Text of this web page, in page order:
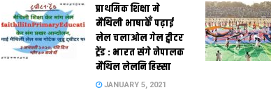
प्राथमिक शि‍क्षा मे
मैथि‍ली भाषाकेँ पढ़ाई
लेल चलाओल गेल ट्वीटर
ट्रेंड : भारत संगे नेपालक
मैथिल लेलनि हिस्सा
JANUARY 5, 2021